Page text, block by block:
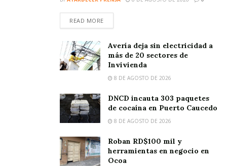
READ MORE
Avería deja sin electricidad a
más de 20 sectores de
Invivienda
8 DE AGOSTO DE 2026
DNCD incauta 303 paquetes
de cocaína en Puerto Caucedo
8 DE AGOSTO DE 2026
Roban RD$100 mil y
herramientas en negocio en
Ocoa